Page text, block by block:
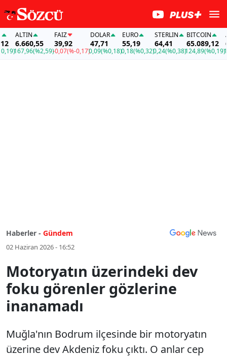
ALTIN
6.660,55
167,96(%2,59)
FAİZ
39,92
-0,07(%-0,17)
DOLAR
47,71
0,09(%0,18)
EURO
55,19
0,18(%0,32)
STERLIN
64,41
0,24(%0,38)
BITCOIN
65.089,12
124,89(%0,19)
Haberler - Gündem
02 Haziran 2026 - 16:52
Motoryatın üzerindeki dev
foku görenler gözlerine
inanamadı
Muğla'nın Bodrum ilçesinde bir motoryatın
üzerine dev Akdeniz foku çıktı. O anlar cep